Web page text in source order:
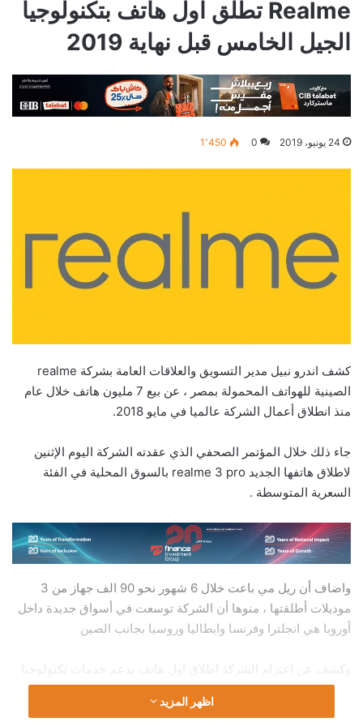
Realme تطلق اول هاتف بتكنولوجيا
الجيل الخامس قبل نهاية 2019
24 يونيو، 2019 0 1٬450
كشف اندرو نبيل مدير التسويق والعلاقات العامة بشركة realme
الصينية للهواتف المحمولة بمصر ، عن بيع 7 مليون هاتف خلال عام
منذ انطلاق أعمال الشركة عالميا في مايو 2018.
جاء ذلك خلال المؤتمر الصحفي الذي عقدته الشركة اليوم الإثنين
لاطلاق هاتفها الجديد realme 3 pro بالسوق المحلية في الفئة
السعرية المتوسطة .
واضاف أن ريل مي باعت خلال 6 شهور نحو 90 الف جهاز من 3
موديلات أطلقتها ، منوها أن الشركة توسعت في أسواق جديدة داخل
أوروبا هي انجلترا وفرنسا وايطاليا وروسيا بجانب الصين
وكشف عن اعتزام الشركة اطلاق اول هاتف يدعم خدمات تكنولوجيا
الجيل الخامس للاتصالات قبل نهاية العام الحالي ، مشيرا إلي أن
هواتف ريل مي تأتي في المركز الثالث من حيث حجم المبيعات
اظهر المزيد